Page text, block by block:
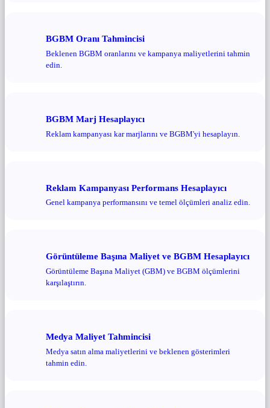
BGBM Oranı Tahmincisi
Beklenen BGBM oranlarını ve kampanya maliyetlerini tahmin
edin.
BGBM Marj Hesaplayıcı
Reklam kampanyası kar marjlarını ve BGBM'yi hesaplayın.
Reklam Kampanyası Performans Hesaplayıcı
Genel kampanya performansını ve temel ölçümleri analiz edin.
Görüntüleme Başına Maliyet ve BGBM Hesaplayıcı
Görüntüleme Başına Maliyet (GBM) ve BGBM ölçümlerini
karşılaştırın.
Medya Maliyet Tahmincisi
Medya satın alma maliyetlerini ve beklenen gösterimleri
tahmin edin.